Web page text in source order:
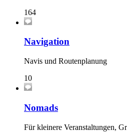
164
Navigation
Navis und Routenplanung
10
Nomads
Für kleinere Veranstaltungen,